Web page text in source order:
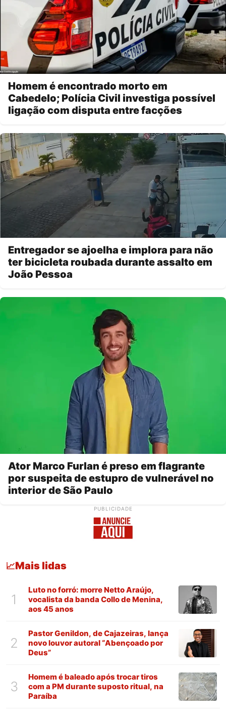
Homem é encontrado morto em
Cabedelo; Polícia Civil investiga possível
ligação com disputa entre facções
Entregador se ajoelha e implora para não
ter bicicleta roubada durante assalto em
João Pessoa
Ator Marco Furlan é preso em flagrante
por suspeita de estupro de vulnerável no
interior de São Paulo
PUBLICIDADE
📈Mais lidas
1
Luto no forró: morre Netto Araújo,
vocalista da banda Collo de Menina,
aos 45 anos
2
Pastor Genildon, de Cajazeiras, lança
novo louvor autoral “Abençoado por
Deus”
3
Homem é baleado após trocar tiros
com a PM durante suposto ritual, na
Paraíba